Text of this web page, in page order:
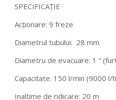
SPECIFICAȚIE
Acționare: 9 freze
Diametrul tubului: 28 mm
Diametru de evacuare: 1 ”
Capacitate: 150 l/min (9000 l/
Inaltime de ridicare: 20 m